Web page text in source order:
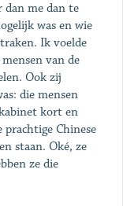
me dan te
was en wie
Ik voelde
van de
Ook zij
die mensen
kort en
prachtige Chinese
staan. Oké, ze
ze die